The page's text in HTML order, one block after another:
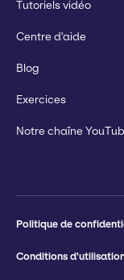
Tutoriels vidéo
Centre d'aide
Blog
Exercices
Notre chaîne
Politique de
Conditions